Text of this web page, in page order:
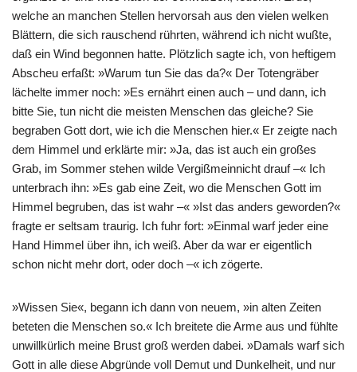
welche an manchen Stellen hervorsah aus den vielen welken
Blättern, die sich rauschend rührten, während ich nicht wußte,
daß ein Wind begonnen hatte. Plötzlich sagte ich, von heftigem
Abscheu erfaßt: »Warum tun Sie das da?« Der Totengräber
lächelte immer noch: »Es ernährt einen auch – und dann, ich
bitte Sie, tun nicht die meisten Menschen das gleiche? Sie
begraben Gott dort, wie ich die Menschen hier.« Er zeigte nach
dem Himmel und erklärte mir: »Ja, das ist auch ein großes
Grab, im Sommer stehen wilde Vergißmeinnicht drauf –« Ich
unterbrach ihn: »Es gab eine Zeit, wo die Menschen Gott im
Himmel begruben, das ist wahr –« »Ist das anders geworden?«
fragte er seltsam traurig. Ich fuhr fort: »Einmal warf jeder eine
Hand Himmel über ihn, ich weiß. Aber da war er eigentlich
schon nicht mehr dort, oder doch –« ich zögerte.
»Wissen Sie«, begann ich dann von neuem, »in alten Zeiten
beteten die Menschen so.« Ich breitete die Arme aus und fühlte
unwillkürlich meine Brust groß werden dabei. »Damals warf sich
Gott in alle diese Abgründe voll Demut und Dunkelheit, und nur